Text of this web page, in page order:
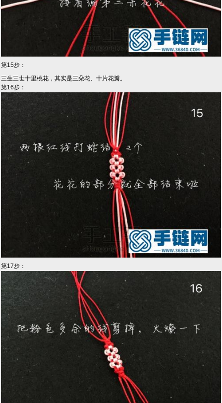
第15步：
三生三世十里桃花，其实是三朵花、十片花瓣。
第16步：
第17步：